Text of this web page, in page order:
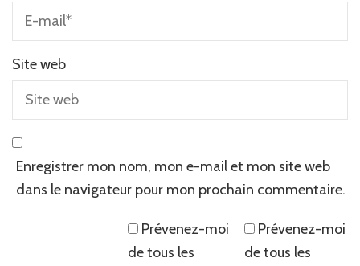
Site web
Enregistrer mon nom, mon e-mail et mon site web
dans le navigateur pour mon prochain commentaire.
Prévenez-moi
de tous les
Prévenez-moi
de tous les